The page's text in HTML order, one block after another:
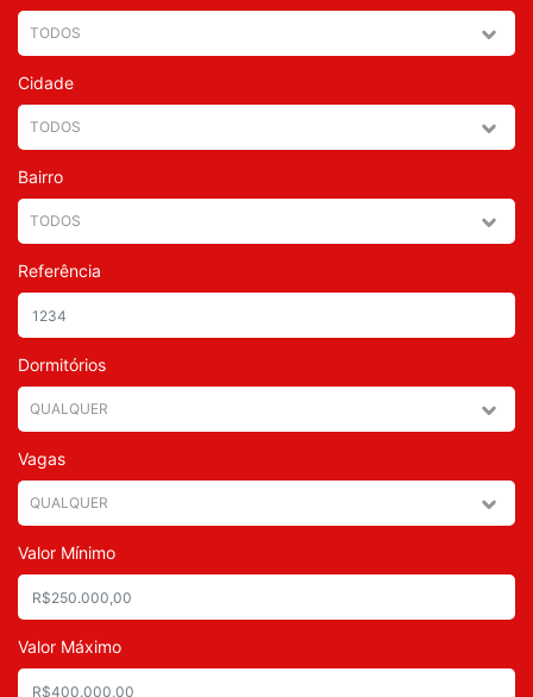
Cidade
Bairro
Referência
Dormitórios
Vagas
Valor Mínimo
Valor Máximo